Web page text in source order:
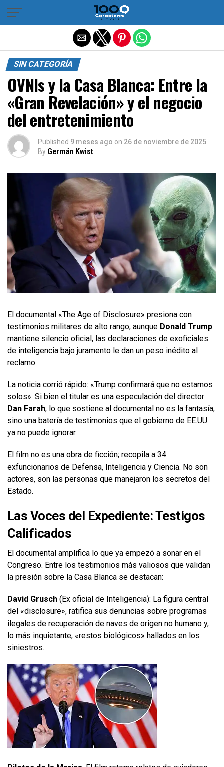
SIN CATEGORÍA
OVNIs y la Casa Blanca: Entre la
«Gran Revelación» y el negocio
del entretenimiento
Published 9 meses ago on 26 de noviembre de 2025
By Germán Kwist
El documental «The Age of Disclosure» presiona con
testimonios militares de alto rango, aunque Donald Trump
mantiene silencio oficial, las declaraciones de exoficiales
de inteligencia bajo juramento le dan un peso inédito al
reclamo.
La noticia corrió rápido: «Trump confirmará que no estamos
solos». Si bien el titular es una especulación del director
Dan Farah, lo que sostiene al documental no es la fantasía,
sino una batería de testimonios que el gobierno de EE.UU.
ya no puede ignorar.
El film no es una obra de ficción; recopila a 34
exfuncionarios de Defensa, Inteligencia y Ciencia. No son
actores, son las personas que manejaron los secretos del
Estado.
Las Voces del Expediente: Testigos
Calificados
El documental amplifica lo que ya empezó a sonar en el
Congreso. Entre los testimonios más valiosos que validan
la presión sobre la Casa Blanca se destacan:
David Grusch (Ex oficial de Inteligencia): La figura central
del «disclosure», ratifica sus denuncias sobre programas
ilegales de recuperación de naves de origen no humano y,
lo más inquietante, «restos biológicos» hallados en los
siniestros.
Salir de la versión móvil